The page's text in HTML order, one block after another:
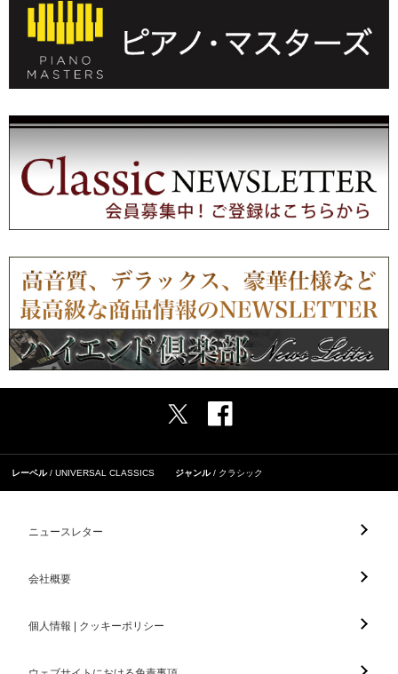
レーベル UNIVERSAL CLASSICS ジャンル クラシック
ニュースレター
会社概要
個人情報 | クッキーポリシー